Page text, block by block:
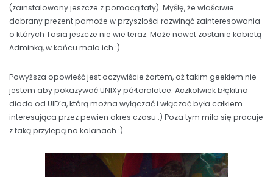
(zainstalowany jeszcze z pomocą taty). Myślę, że właściwie
dobrany prezent pomoże w przyszłości rozwinąć zainteresowania
o których Tosia jeszcze nie wie teraz. Może nawet zostanie kobietą
Adminką, w końcu mało ich :)
Powyższa opowieść jest oczywiście żartem, aż takim geekiem nie
jestem aby pokazywać UNIXy półtoralatce. Aczkolwiek błękitna
dioda od UID’a, którą można wyłączać i włączać była całkiem
interesująca przez pewien okres czasu :) Poza tym miło się pracuje
z taką przylepą na kolanach :)